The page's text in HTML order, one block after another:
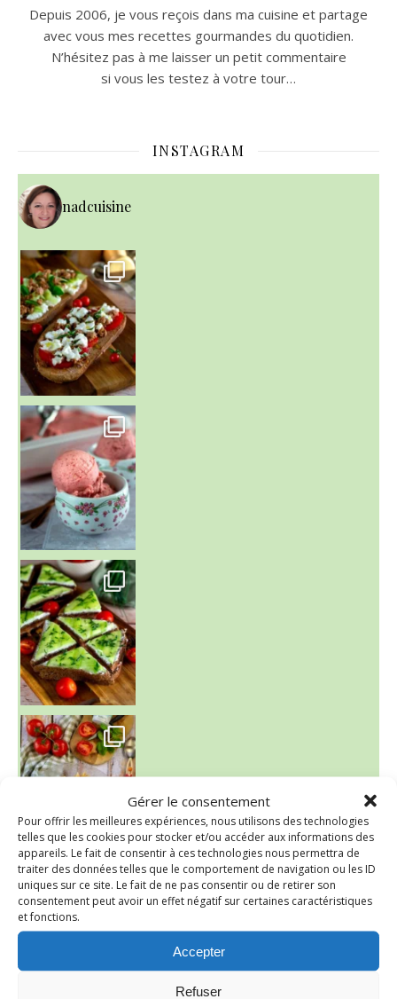
Gérer le consentement
Pour offrir les meilleures expériences, nous utilisons des technologies
telles que les cookies pour stocker et/ou accéder aux informations des
appareils. Le fait de consentir à ces technologies nous permettra de
traiter des données telles que le comportement de navigation ou les ID
uniques sur ce site. Le fait de ne pas consentir ou de retirer son
consentement peut avoir un effet négatif sur certaines caractéristiques
et fonctions.
Accepter
Refuser
Depuis 2006, je vous reçois dans ma cuisine et partage
avec vous mes recettes gourmandes du quotidien.
N’hésitez pas à me laisser un petit commentaire
si vous les testez à votre tour…
INSTAGRAM
nadcuisine
~ NICE CREAM À LA FRAISE ~
Presque un mois que
~ SALADE DE PÂTES AUX DEUX TOMATES THON ET BURRA
~ FINANCIERS MYRTILLES ET CITRON ~
Aujourd'hu